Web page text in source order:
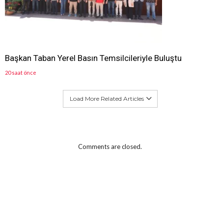
Başkan Taban Yerel Basın Temsilcileriyle Buluştu
20 saat önce
Load More Related Articles
Comments are closed.